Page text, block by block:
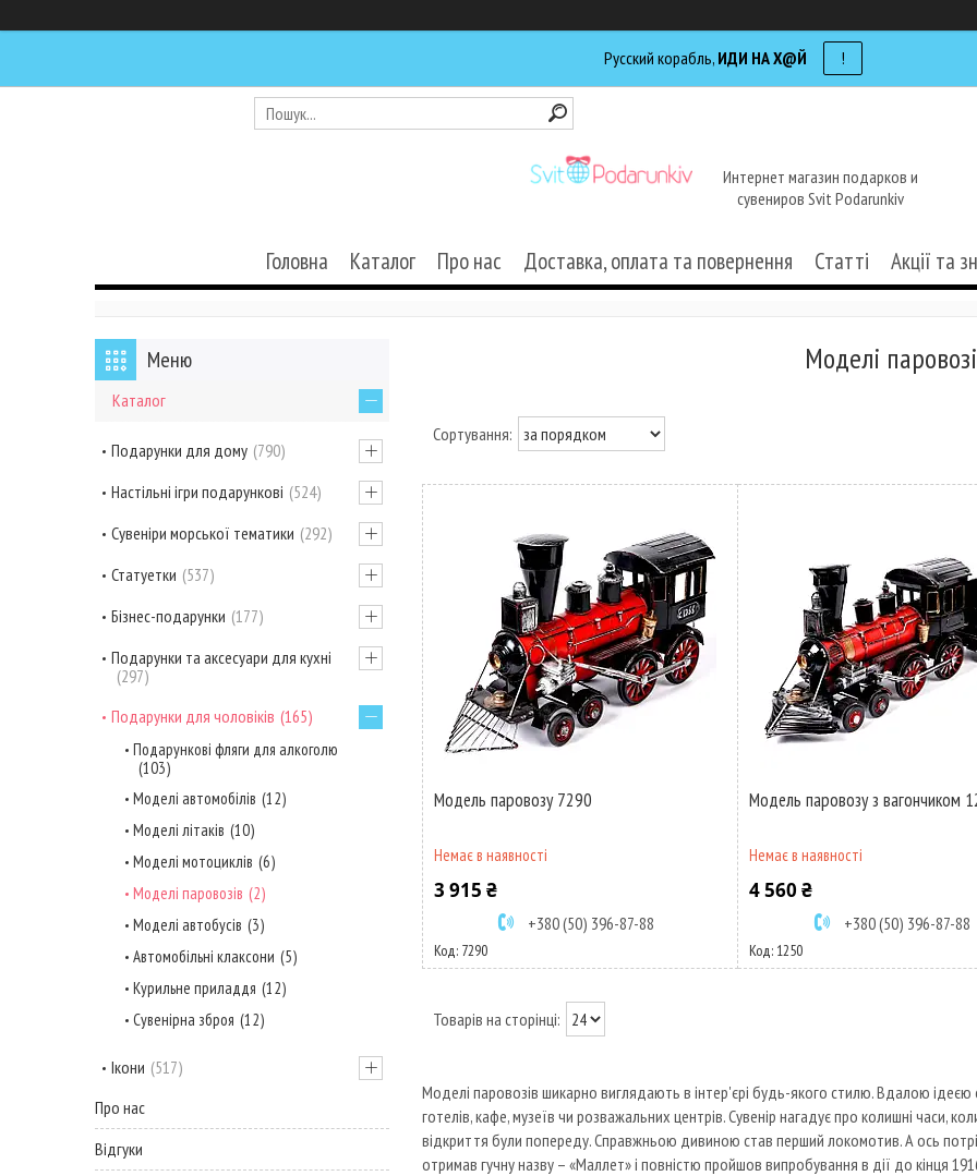
Русский корабль, ИДИ НА Х@Й !
Интернет магазин подарков и
сувениров Svit Podarunkiv
Головна Каталог Про нас Доставка, оплата та повернення Статті Акції та
Моделі
Модель паровозу 7290
Немає в наявності
3 915 ₴
+380 (50) 396-87-88
7290
Модель паровозу з вагончиком
Немає в наявності
4 560 ₴
+380 (50) 396-87-88
1250
Моделі паровозів шикарно виглядають в інтер'єрі будь-якого стилю. Вдалою
готелів, кафе, музеїв чи розважальних центрів. Сувенір нагадує про колишні часи,
відкриття були попереду. Справжньою дивиною став перший локомотив. А ось
отримав гучну назву – «Маллет» і повністю пройшов випробування в дії до кінця
Каталог
Подарунки для дому 790
Настільні ігри подарункові 524
Сувеніри морської тематики 292
Статуетки 537
Бізнес-подарунки 177
Подарунки та аксесуари для кухні
297
Подарунки для чоловіків 165
Подарункові фляги для алкоголю
103
Моделі автомобілів 12
Моделі літаків 10
Моделі мотоциклів 6
Моделі паровозів 2
Моделі автобусів 3
Автомобільні клаксони 5
Курильне приладдя 12
Сувенірна зброя 12
Ікони 517
Про нас
Відгуки